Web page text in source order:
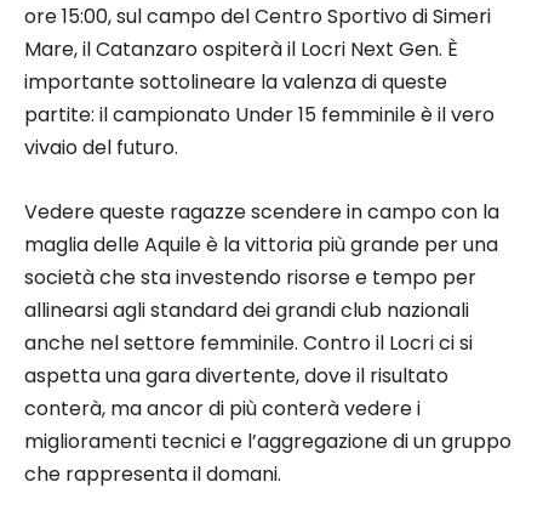
ore 15:00, sul campo del Centro Sportivo di Simeri
Mare, il Catanzaro ospiterà il Locri Next Gen. È
importante sottolineare la valenza di queste
partite: il campionato Under 15 femminile è il vero
vivaio del futuro.
Vedere queste ragazze scendere in campo con la
maglia delle Aquile è la vittoria più grande per una
società che sta investendo risorse e tempo per
allinearsi agli standard dei grandi club nazionali
anche nel settore femminile. Contro il Locri ci si
aspetta una gara divertente, dove il risultato
conterà, ma ancor di più conterà vedere i
miglioramenti tecnici e l’aggregazione di un gruppo
che rappresenta il domani.